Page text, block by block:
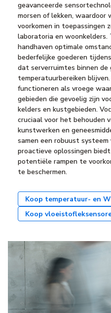
geavanceerde
morsen of lekken,
voorkomen in toepassingen
laboratoria en woonkelders.
handhaven optimale
bederfelijke goederen
dat serverruimtes binnen de
temperatuurbereiken
functioneren als vroege
gebieden die gevoelig zijn
kelders en kustgebieden.
cruciaal voor het behouden
kunstwerken en
samen een robuust
proactieve oplossingen
potentiële rampen te
te beschermen.
Koop temperatuur- en
Koop